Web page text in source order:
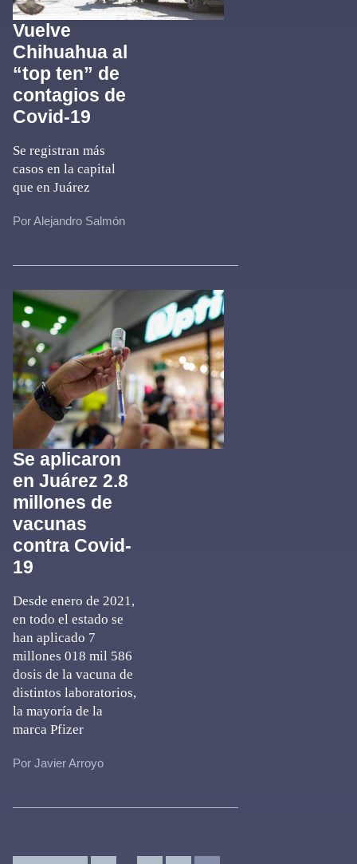
Vuelve
Chihuahua al
“top ten” de
contagios de
Covid-19
Se registran más
casos en la capital
que en Juárez
Por Alejandro Salmón
Se aplicaron
en Juárez 2.8
millones de
vacunas
contra Covid-
19
Desde enero de 2021,
en todo el estado se
han aplicado 7
millones 018 mil 586
dosis de la vacuna de
distintos laboratorios,
la mayoría de la
marca Pfizer
Por Javier Arroyo